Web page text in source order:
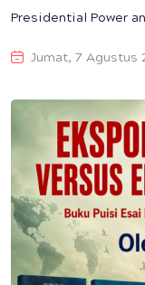
Presidential Power
Jumat, 7 Agustus